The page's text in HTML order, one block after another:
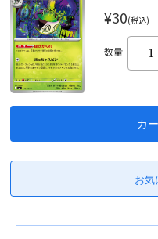
¥30(税込)
数量